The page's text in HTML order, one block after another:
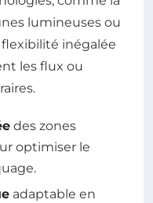
lumineuses ou
inégalée
les flux ou
des zones
optimiser le
adaptable en